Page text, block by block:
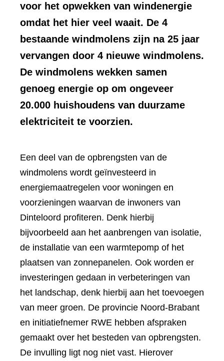
voor het opwekken van windenergie
omdat het hier veel waait. De 4
bestaande windmolens zijn na 25 jaar
vervangen door 4 nieuwe windmolens.
De windmolens wekken samen
genoeg energie op om ongeveer
20.000 huishoudens van duurzame
elektriciteit te voorzien.
Een deel van de opbrengsten van de
windmolens wordt geïnvesteerd in
energiemaatregelen voor woningen en
voorzieningen waarvan de inwoners van
Dinteloord profiteren. Denk hierbij
bijvoorbeeld aan het aanbrengen van isolatie,
de installatie van een warmtepomp of het
plaatsen van zonnepanelen. Ook worden er
investeringen gedaan in verbeteringen van
het landschap, denk hierbij aan het toevoegen
van meer groen. De provincie Noord-Brabant
en initiatiefnemer RWE hebben afspraken
gemaakt over het besteden van opbrengsten.
De invulling ligt nog niet vast. Hierover